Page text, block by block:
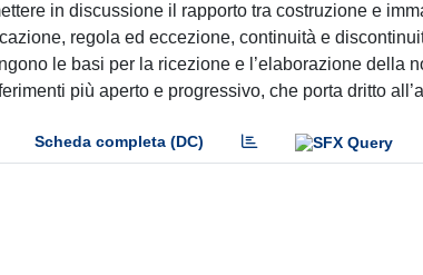
in discussione il rapporto tra costruzione e
regola ed eccezione, continuità e
le basi per la ricezione e l’elaborazione della
più aperto e progressivo, che porta dritto
Scheda completa (DC)